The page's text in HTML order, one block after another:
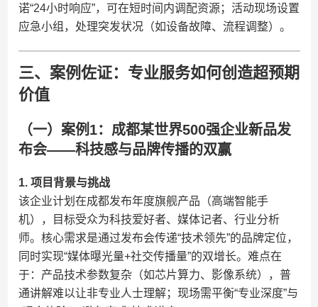
诺“24小时响应”，可在短时间内调配资源；活动现场设置
应急小组，处理突发状况（如设备故障、流程调整）。
三、案例佐证：专业服务如何创造超预期
价值
（一）案例1：成都某世界500强企业新品发
布会——科技感与品牌传播的双赢
​1. 项目背景与挑战​
该企业计划在成都发布年度旗舰产品（高端智能手
机），目标受众为科技爱好者、媒体记者、行业分析
师。核心需求是通过发布会传递“技术领先”的品牌定位，
同时实现“媒体曝光量+社交传播量”的双增长。难点在
于：产品技术参数复杂（如芯片算力、影像系统），普
通讲解难以让非专业人士理解；现场需平衡“专业深度”与